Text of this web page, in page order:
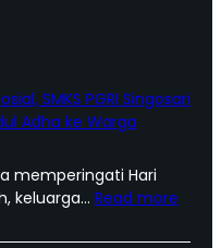
SMKS PGRI Singosari
Adha ke Warga
memperingati Hari
keluarga… Read more
u